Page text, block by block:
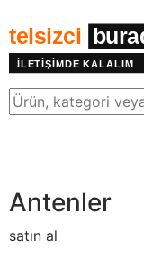
telsizci
İLETİŞİMDE KALALIM
Site içinde arama
Antenler
satın al